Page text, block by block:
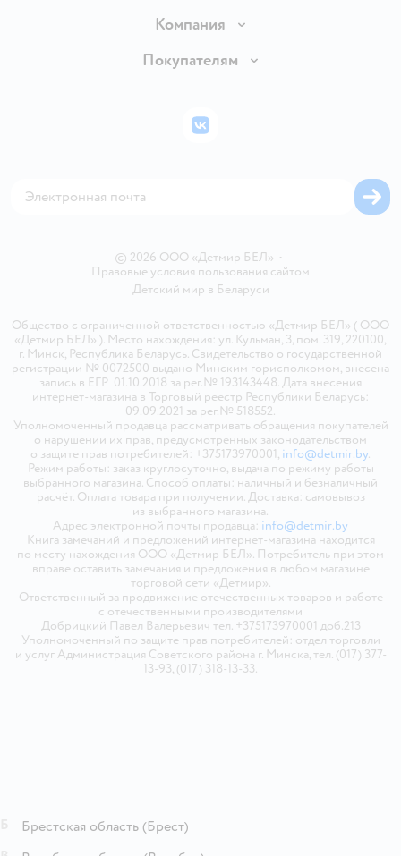
Доставка и оплата
Правила продажи
Политика использования файлов cookie
Компания
Вакансии
Покупателям
Бонусные карты
© 2026 ООО «Детмир БЕЛ» •
Правовые условия пользования сайтом
Детский мир в Беларуси
Общество с ограниченной ответственностью «Детмир БЕЛ» ( ООО
«Детмир БЕЛ» ). Место нахождения: ул. Кульман, 3, пом. 319, 220100,
г. Минск, Республика Беларусь. Свидетельство о государственной
регистрации № 0072500 выдано Минским горисполкомом, внесена
запись в ЕГР 01.10.2018 за рег.№ 193143448. Дата внесения
интернет-магазина в Торговый реестр Республики Беларусь:
09.09.2021 за рег.№ 518552.
Уполномоченный продавца рассматривать обращения покупателей
о нарушении их прав, предусмотренных законодательством
о защите прав потребителей: +375173970001, info@detmir.by.
Режим работы: заказ круглосуточно, выдача по режиму работы
выбранного магазина. Способ оплаты: наличный и безналичный
расчёт. Оплата товара при получении. Доставка: самовывоз
из выбранного магазина.
Адрес электронной почты продавца: info@detmir.by
Книга замечаний и предложений интернет-магазина находится
по месту нахождения ООО «Детмир БЕЛ». Потребитель при этом
вправе оставить замечания и предложения в любом магазине
торговой сети «Детмир».
Ответственный за продвижение отечественных товаров и работе
с отечественными производителями
Добрицкий Павел Валерьевич тел. +375173970001 доб.213
Уполномоченный по защите прав потребителей: отдел торговли
и услуг Администрация Советского района г. Минска, тел. (017) 377-
13-93, (017) 318-13-33.
ВКонтакте
Брестская область (Брест)